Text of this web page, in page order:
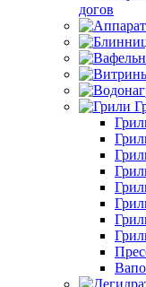
догов